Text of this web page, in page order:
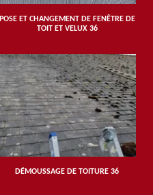
POSE ET CHANGEMENT DE FENÊTRE DE
TOIT ET VELUX 36
DÉMOUSSAGE DE TOITURE 36